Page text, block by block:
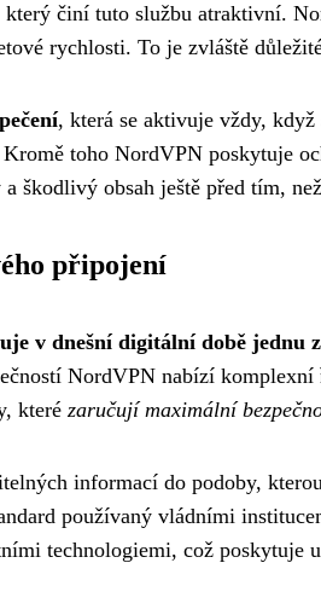
činí tuto službu atraktivní.
rychlosti. To je zvláště
, která se aktivuje vždy,
toho NordVPN poskytuje
škodlivý obsah ještě před tím,
připojení
v dnešní digitální době jednu
NordVPN nabízí
které zaručují maximální
informací do podoby,
používaný vládními
technologiemi, což